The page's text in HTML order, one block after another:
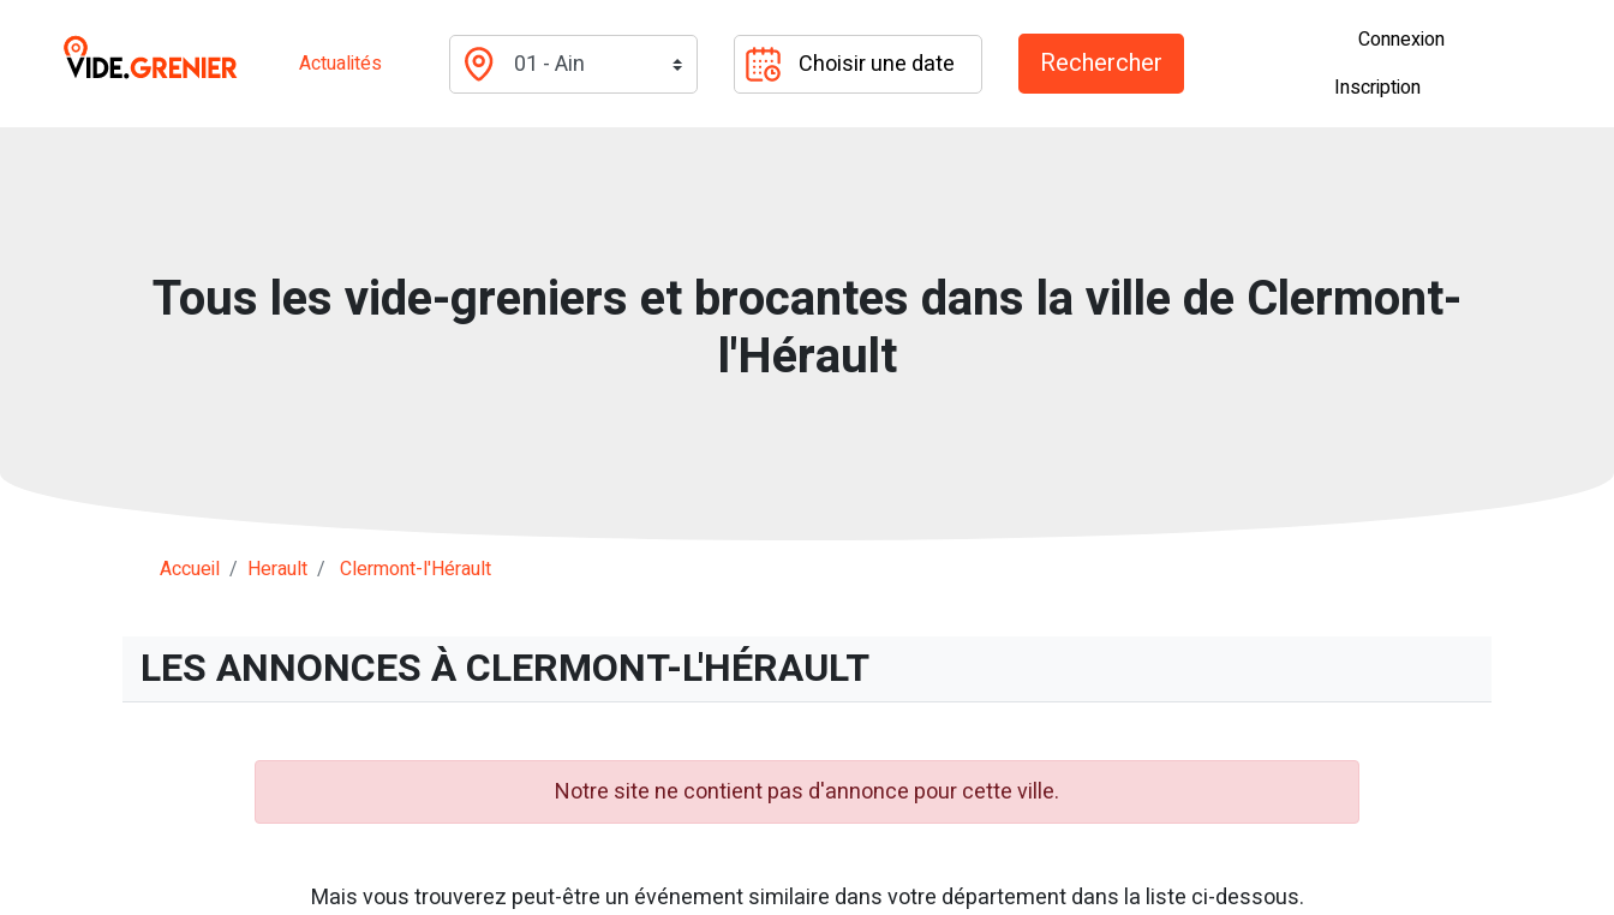
Actualités
Connexion
Inscription
Tous les vide-greniers et brocantes dans la ville de Clermont-
l'Hérault
Accueil Herault Clermont-l'Hérault
LES ANNONCES À CLERMONT-L'HÉRAULT
Notre site ne contient pas d'annonce pour cette ville.
Mais vous trouverez peut-être un événement similaire dans votre département dans la liste ci-dessous.